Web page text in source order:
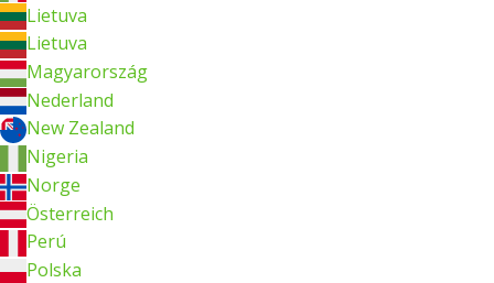
Lietuva
Lietuva
Magyarország
Nederland
New Zealand
Nigeria
Norge
Österreich
Perú
Polska